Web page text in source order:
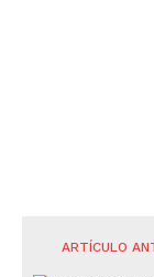
ARTÍCULO